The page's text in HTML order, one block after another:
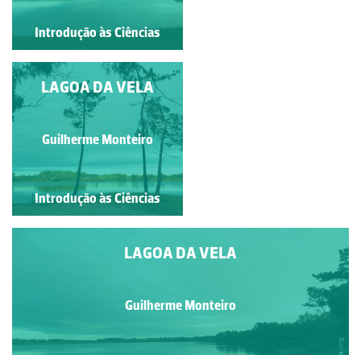
Introdução às Ciências
Introdução às Ciências
LAGOA DA VELA
Guilherme Monteiro
Introdução às Ciências
LAGOA DA VELA
Guilherme Monteiro
LAGOA DA VELA
Guilherme Monteiro
Introdução às Ciências